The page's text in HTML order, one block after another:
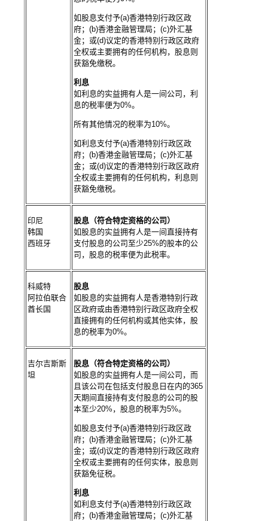
如股息支付予(a)香港特别行政区政
府；(b)香港金融管理局；(c)外汇基
金；或(d)议定的香港特别行政区政府
全权或主要拥有的任何机构，股息则
获豁免缴税。
利息
如利息的实益拥有人是一间公司，利
息的税率便为0%。
所有其他情况的税率为10%。
如利息支付予(a)香港特别行政区政
府；(b)香港金融管理局；(c)外汇基
金；或(d)议定的香港特别行政区政府
全权或主要拥有的任何机构，利息则
获豁免缴税。
印尼
韩国
西班牙
股息（符合特定资格的公司）
如股息的实益拥有人是一间直接持有
支付股息的公司至少25%的股本的公
司，股息的税率便为此税率。
科威特
阿拉伯联合
酋长国
股息
如股息的实益拥有人是香港特别行政
区政府或由香港特别行政区政府全权
直接拥有的任何机构或其他实体，股
息的税率为0%。
吉尔吉斯斯
坦
股息（符合特定资格的公司）
如股息的实益拥有人是一间公司，而
且该公司在包括支付股息日在内的365
天期间直接持有支付股息的公司的股
本至少20%，股息的税率为5%。
如股息支付予(a)香港特别行政区政
府；(b)香港金融管理局；(c)外汇基
金；或(d)议定的香港特别行政区政府
全权或主要拥有的任何实体，股息则
获豁免征税。
利息
如利息支付予(a)香港特别行政区政
府；(b)香港金融管理局；(c)外汇基